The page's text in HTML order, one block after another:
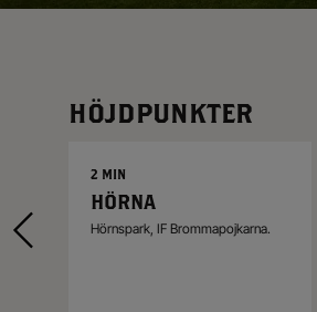
HÖJDPUNKTER
2 MIN
HÖRNA
Hörnspark, IF Brommapojkarna.